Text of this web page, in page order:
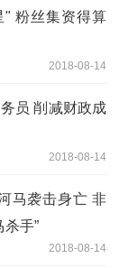
" 粉丝集资得算
2018-08-14
员 削减财政成
2018-08-14
马袭击身亡 非
杀手”
2018-08-14